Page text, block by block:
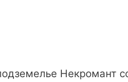
Некромант